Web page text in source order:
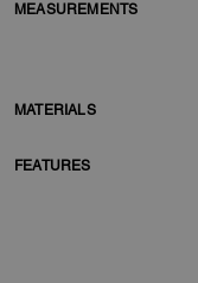
MEASUREMENTS
MATERIALS
FEATURES